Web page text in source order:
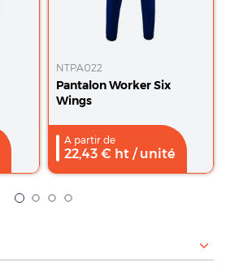
NTPA022
Pantalon Worker Six
Wings
A partir de
22,43 € ht / unité